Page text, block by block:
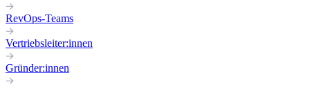
RevOps-Teams
Vertriebsleiter:innen
Gründer:innen